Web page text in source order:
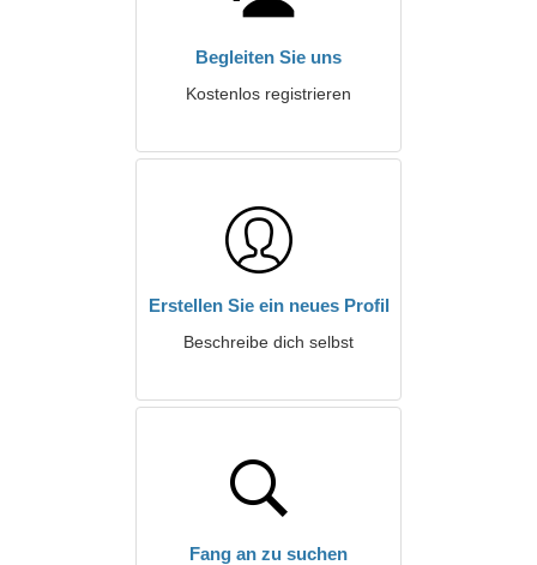
Begleiten Sie uns
Kostenlos registrieren
Erstellen Sie ein neues Profil
Beschreibe dich selbst
Fang an zu suchen